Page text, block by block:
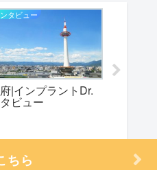
タビュー
|インプラントDr.
ビュー
ちら